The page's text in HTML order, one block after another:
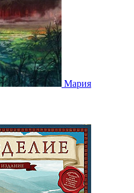
Мария